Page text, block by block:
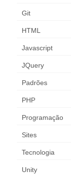
Git
HTML
Javascript
JQuery
Padrões
PHP
Programação
Sites
Tecnologia
Unity